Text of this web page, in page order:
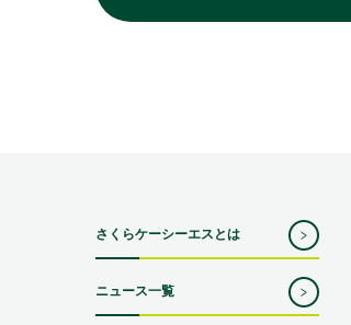
さくらケーシーエスとは
ニュース一覧